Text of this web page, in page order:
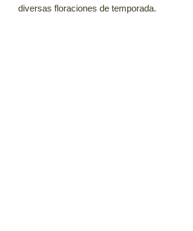
diversas floraciones de temporada.